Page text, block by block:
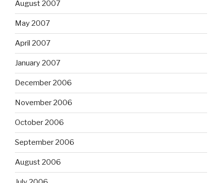
August 2007
May 2007
April 2007
January 2007
December 2006
November 2006
October 2006
September 2006
August 2006